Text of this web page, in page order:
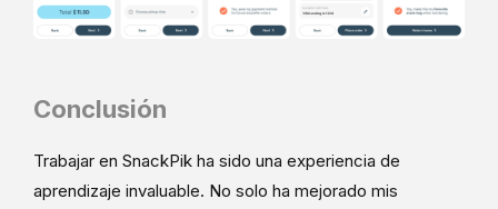
Conclusión
Trabajar en SnackPik ha sido una experiencia de
aprendizaje invaluable. No solo ha mejorado mis